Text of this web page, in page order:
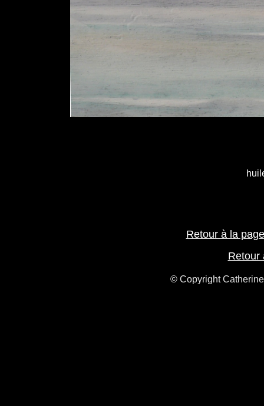
Retour à la
Retour
© Copyright